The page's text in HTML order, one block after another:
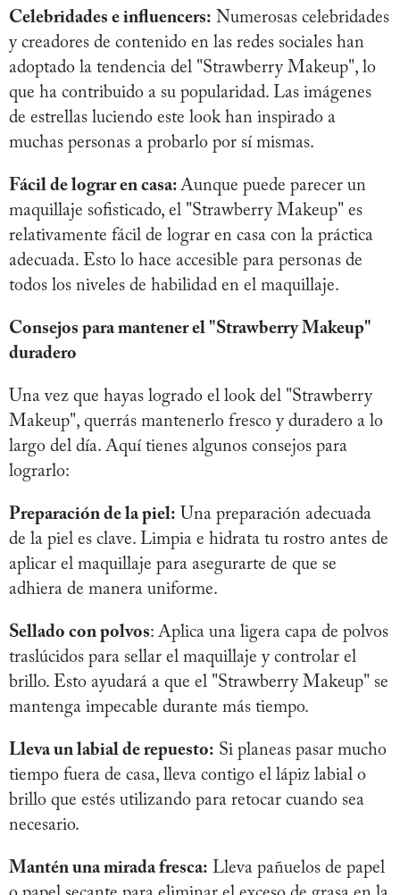
Celebridades e influencers: Numerosas celebridades
y creadores de contenido en las redes sociales han
adoptado la tendencia del "Strawberry Makeup", lo
que ha contribuido a su popularidad. Las imágenes
de estrellas luciendo este look han inspirado a
muchas personas a probarlo por sí mismas.
Fácil de lograr en casa: Aunque puede parecer un
maquillaje sofisticado, el "Strawberry Makeup" es
relativamente fácil de lograr en casa con la práctica
adecuada. Esto lo hace accesible para personas de
todos los niveles de habilidad en el maquillaje.
Consejos para mantener el "Strawberry Makeup"
duradero
Una vez que hayas logrado el look del "Strawberry
Makeup", querrás mantenerlo fresco y duradero a lo
largo del día. Aquí tienes algunos consejos para
lograrlo:
Preparación de la piel: Una preparación adecuada
de la piel es clave. Limpia e hidrata tu rostro antes de
aplicar el maquillaje para asegurarte de que se
adhiera de manera uniforme.
Sellado con polvos: Aplica una ligera capa de polvos
traslúcidos para sellar el maquillaje y controlar el
brillo. Esto ayudará a que el "Strawberry Makeup" se
mantenga impecable durante más tiempo.
Lleva un labial de repuesto: Si planeas pasar mucho
tiempo fuera de casa, lleva contigo el lápiz labial o
brillo que estés utilizando para retocar cuando sea
necesario.
Mantén una mirada fresca: Lleva pañuelos de papel